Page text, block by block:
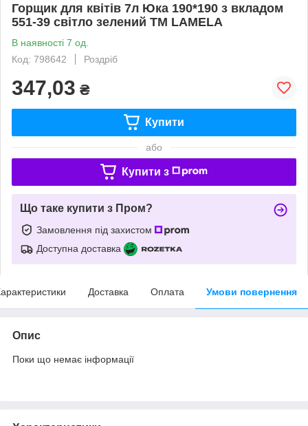
Горщик для квітів 7л Юка 190*190 з вкладом
551-39 світло зелений ТМ LAMELA
В наявності 7 од.
Код: 798642
Роздріб
347,03 ₴
Купити
або
Купити з
Що таке купити з Пром?
Замовлення під захистом
Доступна доставка
Доставка Оплата Умови повернення
Опис
Поки що немає інформації